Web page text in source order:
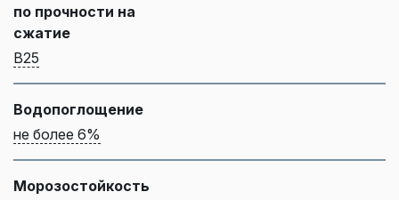
по прочности на
сжатие
B25
Водопоглощение
не более 6%
Морозостойкость